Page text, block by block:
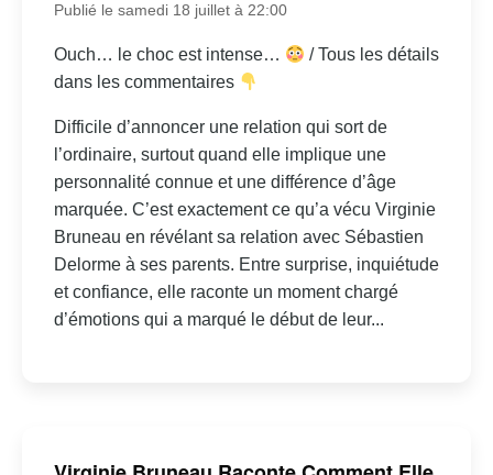
Publié le samedi 18 juillet à 22:00
Ouch… le choc est intense…
/ Tous les détails
dans les commentaires
Difficile d’annoncer une relation qui sort de
l’ordinaire, surtout quand elle implique une
personnalité connue et une différence d’âge
marquée. C’est exactement ce qu’a vécu Virginie
Bruneau en révélant sa relation avec Sébastien
Delorme à ses parents. Entre surprise, inquiétude
et confiance, elle raconte un moment chargé
d’émotions qui a marqué le début de leur...